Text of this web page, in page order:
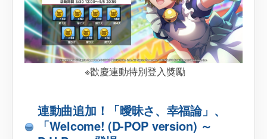
※歡慶連動特別登入獎勵
連動曲追加！「曖昧さ、幸福論」、
「Welcome! (D-POP version) ～